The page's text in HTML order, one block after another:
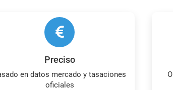
Preciso
oficiales
Obtienes tu estimación sin coste ni